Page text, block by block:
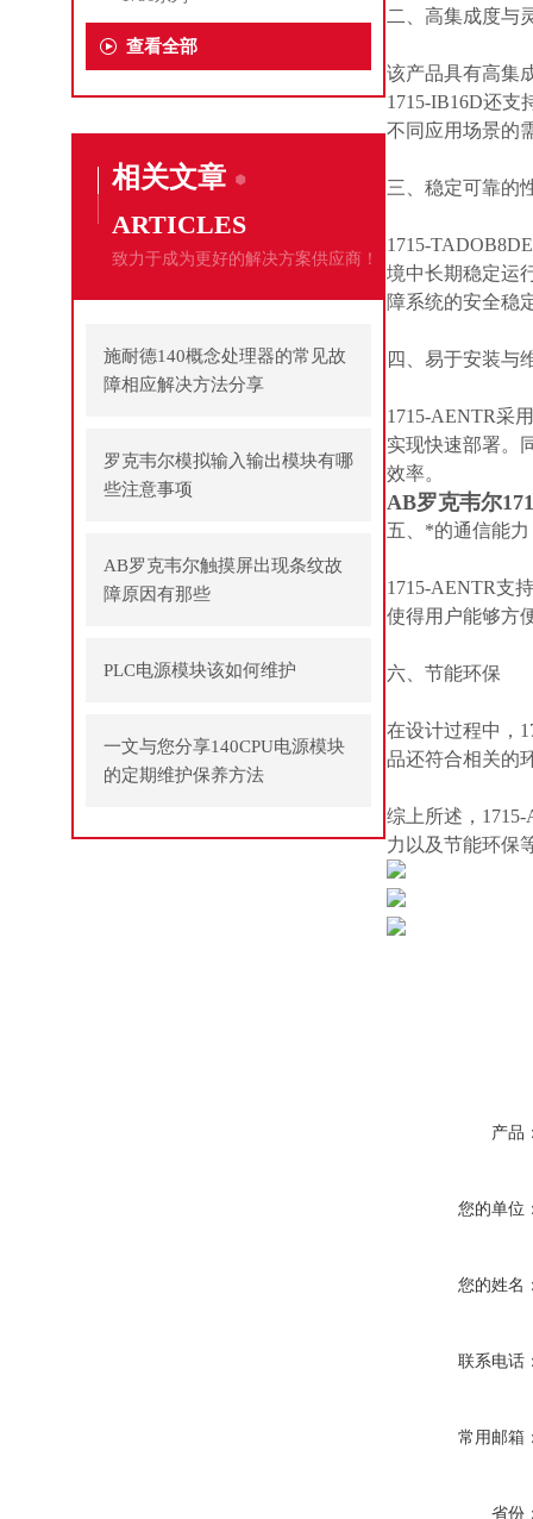
查看全部
相关文章
ARTICLES
致力于成为更好的解决方案供应商！
施耐德140概念处理器的常见故
障相应解决方法分享
罗克韦尔模拟输入输出模块有哪
些注意事项
AB罗克韦尔触摸屏出现条纹故
障原因有那些
PLC电源模块该如何维护
一文与您分享140CPU电源模块
的定期维护保养方法
二、高集成度与
该产品具有高集
1715-IB16D还支
不同应用场景的
三、稳定可靠的
1715-
境中长期稳定运
障系统的安全稳
四、易于安装与
1715-AENTR采
实现快速部署。
效率。
AB罗克韦尔
五、*的通信能力
1715-AENTR支
使得用户能够方
六、节能环保
在设计过程中，
品还符合相关的
综上所述，
力以及节能环保
产品
您的单位
您的姓名
联系电话
常用邮箱
省份